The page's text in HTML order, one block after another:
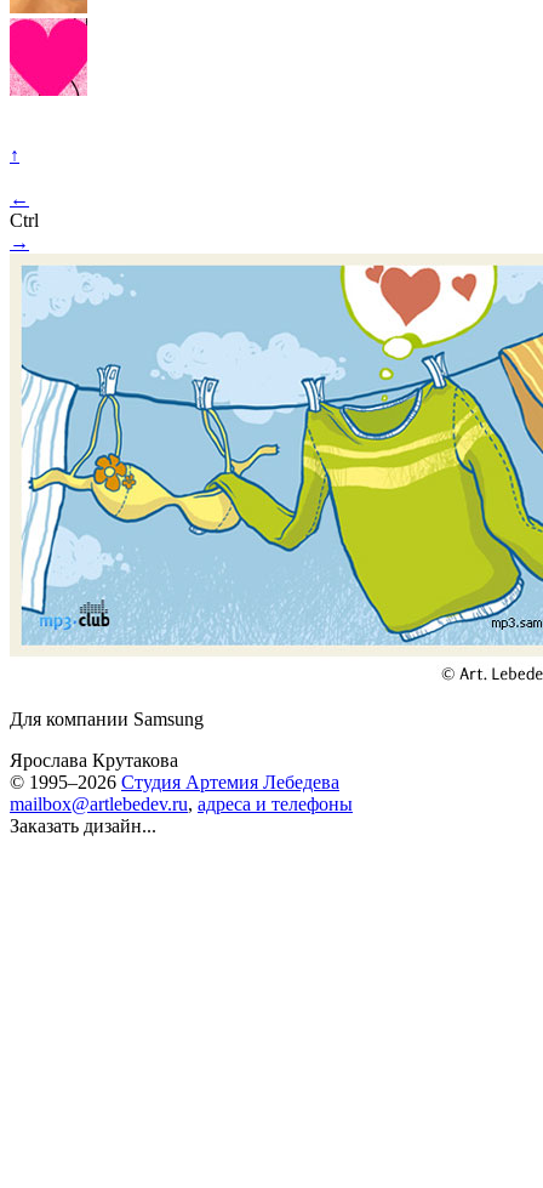
↑
←
Ctrl
→
Для компании Samsung
Ярослава Крутакова
© 1995–2026 Студия Артемия Лебедева
mailbox@artlebedev.ru, адреса и телефоны
Заказать дизайн...